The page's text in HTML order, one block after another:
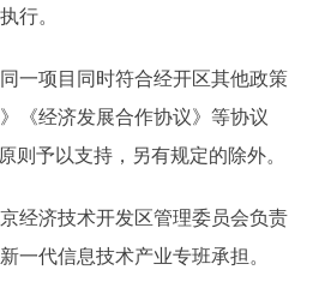
行。
同一项目同时符合经开区其他政策
《经济发展合作协议》等协议
则予以支持，另有规定的除外。
京经济技术开发区管理委员会负责
一代信息技术产业专班承担。